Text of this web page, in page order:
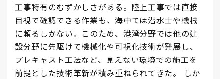
工事特有のむずかしさがある。陸上工事では直接
目視で確認できる作業も、海中では潜水士や機械
に頼るしかない。このため、港湾分野では他の建
設分野に先駆けて機械化や可視化技術が発展し、
プレキャスト工法など、見えない環境での施工を
前提とした技術革新が積み重ねられてきた。 しか